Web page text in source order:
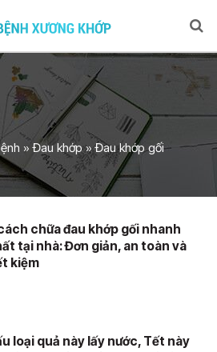
»Đau khớp»Đau khớp gối
chữa đau khớp gối nhanh
tại nhà: Đơn giản, an toàn và
kiệm
loại quả này lấy nước, Tết này